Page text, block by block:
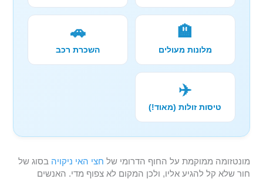
🏨
מלונות מעולים
🚗
השכרת רכב
✈️
טיסות זולות (מאוד!)
מונטזומה ממוקמת על החוף הדרומי של חצי האי ניקויה בסוג של
חור שלא קל להגיע אליו, ולכן המקום לא צפוף מדי. האנשים